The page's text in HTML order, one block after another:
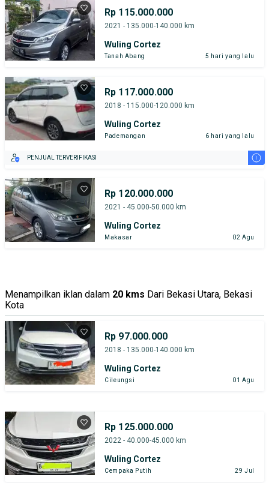
Rp 115.000.000
2021 - 135.000-140.000 km
Wuling Cortez
Tanah Abang 5 hari yang lalu
Rp 117.000.000
2018 - 115.000-120.000 km
Wuling Cortez
Pademangan 6 hari yang lalu
PENJUAL TERVERIFIKASI i
Rp 120.000.000
2021 - 45.000-50.000 km
Wuling Cortez
Makasar 02 Agu
Menampilkan iklan dalam 20 kms Dari Bekasi Utara, Bekasi
Kota
Rp 97.000.000
2018 - 135.000-140.000 km
Wuling Cortez
Cileungsi 01 Agu
Rp 125.000.000
2022 - 40.000-45.000 km
Wuling Cortez
Cempaka Putih 29 Jul